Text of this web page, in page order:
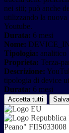
nei siti; può anche
utilizzando la
Youtube.
Durata: 6 mesi
Nome:
Tipologia: analitico
Proprieta: Terza-
Descrizione:
tipologia di device
Durata: 6 mesi
Accetta tutti
Peano" FIIS033008